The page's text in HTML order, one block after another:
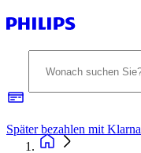
Später bezahlen mit Klarna